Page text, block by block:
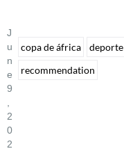
J
U
N
E
9
2
0
2
copa de áfrica deporte
recommendation